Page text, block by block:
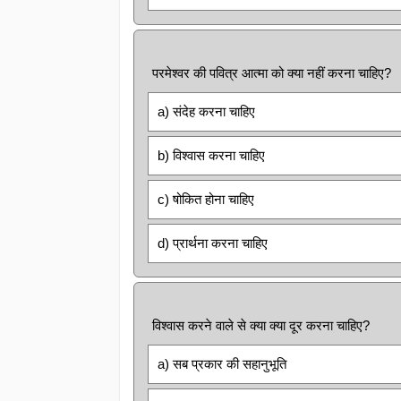
परमेश्वर की पवित्र आत्मा को क्या नहीं करना चाहिए?
a) संदेह करना चाहिए
b) विश्वास करना चाहिए
c) षोकित होना चाहिए
d) प्रार्थना करना चाहिए
विश्वास करने वाले से क्या क्या दूर करना चाहिए?
a) सब प्रकार की सहानुभूति